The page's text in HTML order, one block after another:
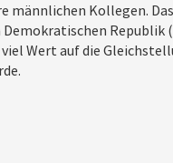
männlichen Kollegen.
Republik
Wert auf die